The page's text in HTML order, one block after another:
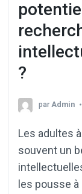
?
parAdmin
Les adultes
souvent un
les pousse